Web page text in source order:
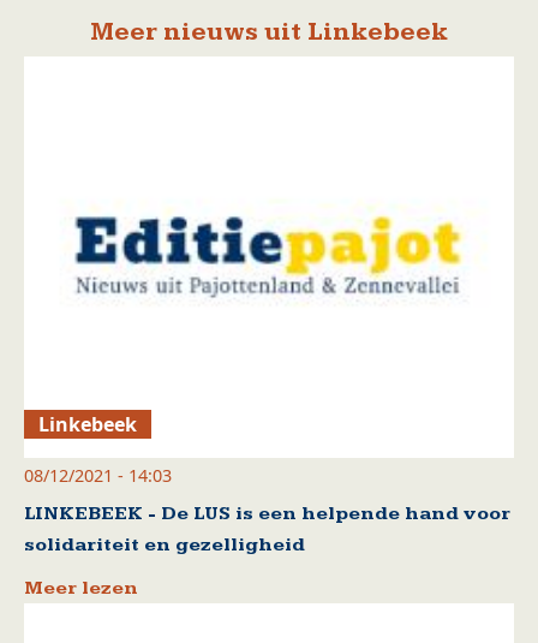
Meer nieuws uit Linkebeek
Linkebeek
08/12/2021 - 14:03
LINKEBEEK - De LUS is een helpende hand voor
solidariteit en gezelligheid
Meer lezen